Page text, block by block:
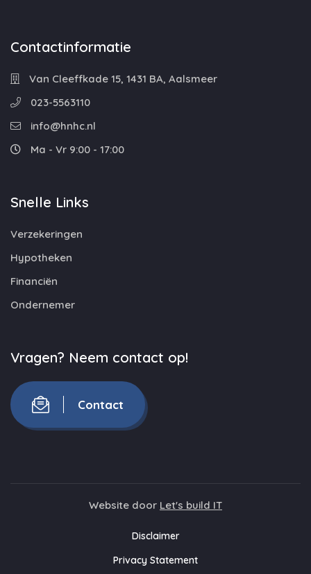
Contactinformatie
Van Cleeffkade 15, 1431 BA, Aalsmeer
023-5563110
info@hnhc.nl
Ma - Vr 9:00 - 17:00
Snelle Links
Verzekeringen
Hypotheken
Financiën
Ondernemer
Vragen? Neem contact op!
Contact
Website door Let's build IT
Disclaimer
Privacy Statement